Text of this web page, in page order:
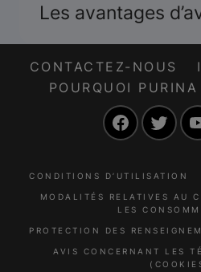
Les avantages
CONTACTEZ-NOUS
POURQUOI PURINA
Facebook
CONDITIONS D’UTILISATION
MODALITÉS RELATIVES AU
LES
PROTECTION DES
AVIS CONCERNANT LES